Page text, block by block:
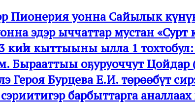
уонна Сайылык күнүн
эдэр ыччаттар мустан
киһи кыттыыны ылла 1
Бырааттыы оҕуруоччут
Героя Бурцева Е.И. төрөөбүт
барбыттарга